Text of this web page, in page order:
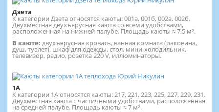
Дзета
К категории Дзета относятся каюты: 001а, 001б, 002а, 002б.
Двухместная двухъярусная каюта со всеми удобствами,
расположенная на нижней палубе. Площадь каюты ≈ 7,5 м².
В каюте: двухъярусная кровать, ванная комната (раковина,
душ, туалет), шкаф для одежды, стол, мини-холодильник,
телевизор, радио, розетка 220 V, иллюминаторы.
1А
К категории 1А относятся каюты: 217, 221, 223, 225, 227, 229, 231.
Двухместная каюта с частичными удобствами, расположенная
на средней палубе. Площадь каюты ≈ 7 м².